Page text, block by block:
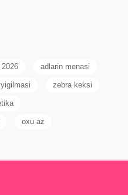
adlarin menasi
zebra keksi
oxu az